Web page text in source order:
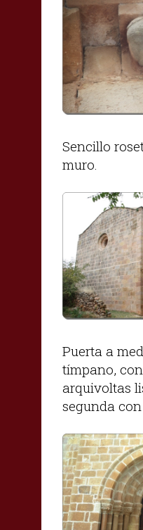
Sencillo
muro.
Puerta a
tímpano,
arquivoltas
segunda